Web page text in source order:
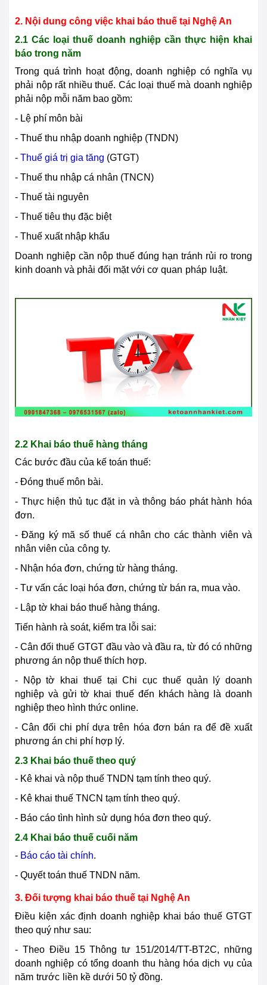
2. Nội dung công việc khai báo thuế tại Nghệ An
2.1 Các loại thuế doanh nghiệp cần thực hiện khai
báo trong năm
Trong quá trình hoạt động, doanh nghiệp có nghĩa vụ
phải nộp rất nhiều thuế. Các loại thuế mà doanh nghiệp
phải nộp mỗi năm bao gồm:
- Lệ phí môn bài
- Thuế thu nhập doanh nghiệp (TNDN)
- Thuế giá trị gia tăng (GTGT)
- Thuế thu nhập cá nhân (TNCN)
- Thuế tài nguyên
- Thuế tiêu thụ đặc biệt
- Thuế xuất nhập khẩu
Doanh nghiệp cần nộp thuế đúng hạn tránh rủi ro trong
kinh doanh và phải đối mặt với cơ quan pháp luật.
2.2 Khai báo thuế hàng tháng
Các bước đầu của kế toán thuế:
- Đóng thuế môn bài.
- Thực hiện thủ tục đặt in và thông báo phát hành hóa
đơn.
- Đăng ký mã số thuế cá nhân cho các thành viên và
nhân viên của công ty.
- Nhận hóa đơn, chứng từ hàng tháng.
- Tư vấn các loại hóa đơn, chứng từ bán ra, mua vào.
- Lập tờ khai báo thuế hàng tháng.
Tiến hành rà soát, kiểm tra lỗi sai:
- Cân đối thuế GTGT đầu vào và đầu ra, từ đó có những
phương án nộp thuế thích hợp.
- Nộp tờ khai thuế tại Chi cục thuế quản lý doanh
nghiệp và gửi tờ khai thuế đến khách hàng là doanh
nghiệp theo hình thức online.
- Cân đối chi phí dựa trên hóa đơn bán ra để đề xuất
phương án chi phí hợp lý.
2.3 Khai báo thuế theo quý
- Kê khai và nộp thuế TNDN tạm tính theo quý.
- Kê khai thuế TNCN tạm tính theo quý.
- Báo cáo tình hình sử dụng hóa đơn theo quý.
2.4 Khai báo thuế cuối năm
- Báo cáo tài chính.
- Quyết toán thuế TNDN năm.
3. Đối tượng khai báo thuế tại Nghệ An
Điều kiện xác định doanh nghiệp khai báo thuế GTGT
theo quý như sau:
- Theo Điều 15 Thông tư 151/2014/TT-BT2C, những
doanh nghiệp có tổng doanh thu hàng hóa dịch vụ của
năm trước liền kề dưới 50 tỷ đồng.